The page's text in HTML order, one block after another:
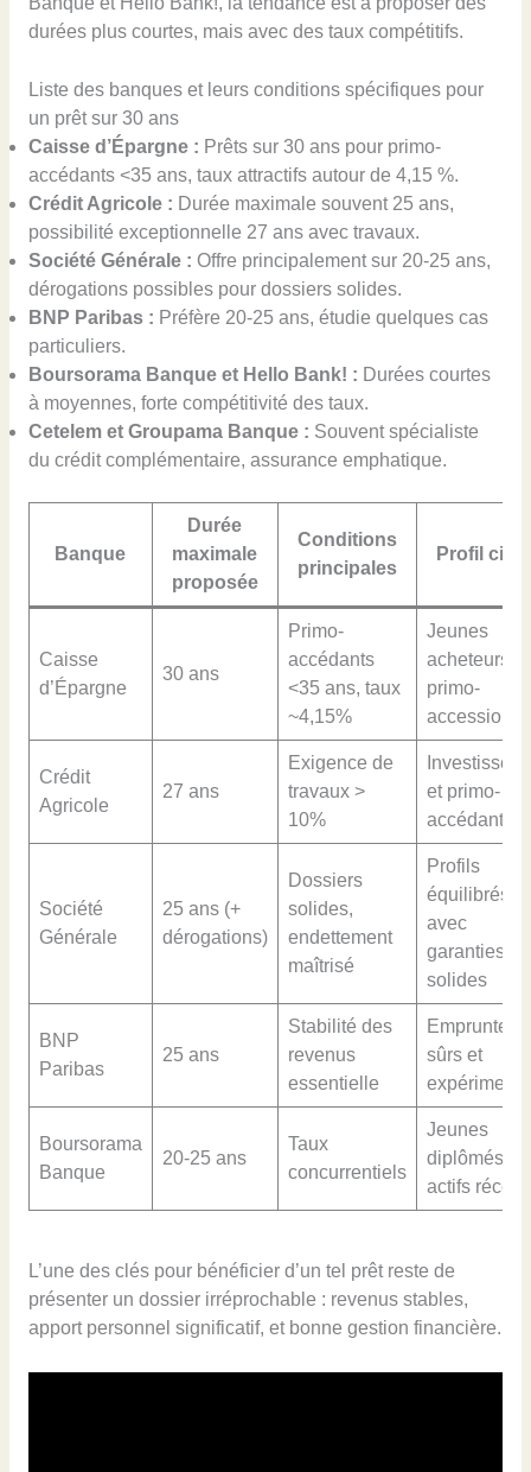
durées plus courtes, mais avec des taux compétitifs.
Liste des banques et leurs conditions spécifiques pour
un prêt sur 30 ans
Caisse d’Épargne : Prêts sur 30 ans pour primo-
accédants <35 ans, taux attractifs autour de 4,15 %.
Crédit Agricole : Durée maximale souvent 25 ans,
possibilité exceptionnelle 27 ans avec travaux.
Société Générale : Offre principalement sur 20-25 ans,
dérogations possibles pour dossiers solides.
BNP Paribas : Préfère 20-25 ans, étudie quelques cas
particuliers.
Boursorama Banque et Hello Bank! : Durées courtes
à moyennes, forte compétitivité des taux.
Cetelem et Groupama Banque : Souvent spécialiste
du crédit complémentaire, assurance emphatique.
Banque
Durée
maximale
proposée
Conditions
principales
Profil cible
Caisse
d’Épargne
30 ans
Primo-
accédants
<35 ans, taux
~4,15%
Jeunes
acheteurs
primo-
accession
Crédit
Agricole
27 ans
Exigence de
travaux >
10%
et primo-
accédants
Société
Générale
25 ans (+
dérogations)
Dossiers
solides,
endettement
maîtrisé
Profils
équilibrés
avec
garanties
solides
BNP
Paribas
25 ans
Stabilité des
revenus
essentielle
sûrs et
Boursorama
Banque
20-25 ans
Taux
concurrentiels
Jeunes
diplômés et
actifs
L’une des clés pour bénéficier d’un tel prêt reste de
présenter un dossier irréprochable : revenus stables,
apport personnel significatif, et bonne gestion financière.